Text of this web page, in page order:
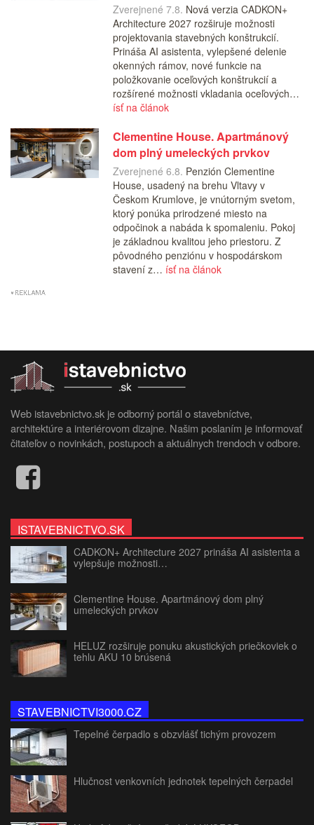
Zverejnené 7.8. Nová verzia CADKON+
Architecture 2027 rozširuje možnosti
projektovania stavebných konštrukcií.
Prináša AI asistenta, vylepšené delenie
okenných rámov, nové funkcie na
položkovanie oceľových konštrukcií a
rozšírené možnosti vkladania oceľových…
ísť na článok
Clementine House. Apartmánový
dom plný umeleckých prvkov
Zverejnené 6.8. Penzión Clementine
House, usadený na brehu Vltavy v
Českom Krumlove, je vnútorným svetom,
ktorý ponúka prirodzené miesto na
odpočinok a nabáda k spomaleniu. Pokoj
je základnou kvalitou jeho priestoru. Z
pôvodného penziónu v hospodárskom
stavení z… ísť na článok
Web istavebnictvo.sk je odborný portál o stavebníctve,
architektúre a interiérovom dizajne. Našim poslaním je informovať
čitateľov o novinkách, postupoch a aktuálnych trendoch v odbore.
ISTAVEBNICTVO.SK
CADKON+ Architecture 2027 prináša AI asistenta a
vylepšuje možnosti…
Clementine House. Apartmánový dom plný
umeleckých prvkov
HELUZ rozširuje ponuku akustických priečkoviek o
tehlu AKU 10 brúsená
STAVEBNICTVI3000.CZ
Tepelné čerpadlo s obzvlášť tichým provozem
Hlučnost venkovních jednotek tepelných čerpadel